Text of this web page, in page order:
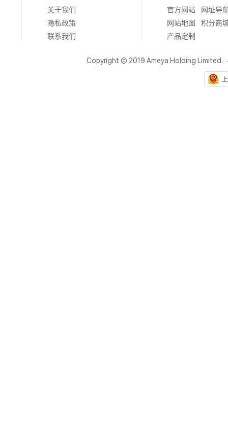
关于我们
隐私政策
联系我们
官方网站
网址导
网站地图
积分商
产品定制
Copyright © 2019 Ameya Holding Limited.